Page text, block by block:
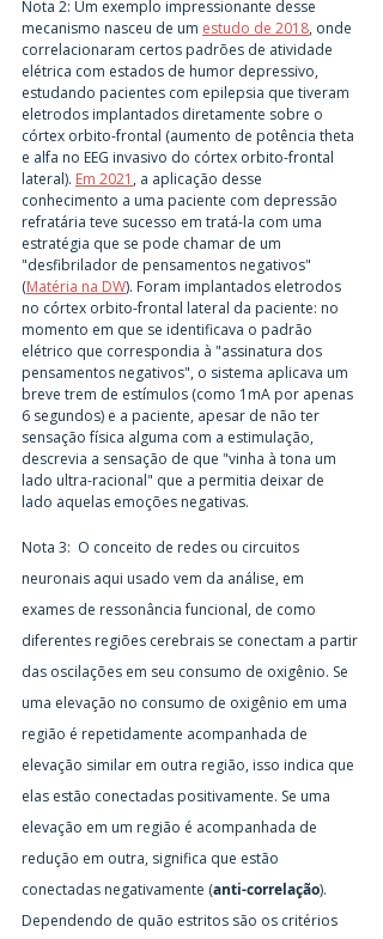
Nota 2: Um exemplo impressionante desse
mecanismo nasceu de um estudo de 2018, onde
correlacionaram certos padrões de atividade
elétrica com estados de humor depressivo,
estudando pacientes com epilepsia que tiveram
eletrodos implantados diretamente sobre o
córtex orbito-frontal (aumento de potência theta
e alfa no EEG invasivo do córtex orbito-frontal
lateral). Em 2021, a aplicação desse
conhecimento a uma paciente com depressão
refratária teve sucesso em tratá-la com uma
estratégia que se pode chamar de um
"desfibrilador de pensamentos negativos"
(Matéria na DW). Foram implantados eletrodos
no córtex orbito-frontal lateral da paciente: no
momento em que se identificava o padrão
elétrico que correspondia à "assinatura dos
pensamentos negativos", o sistema aplicava um
breve trem de estímulos (como 1mA por apenas
6 segundos) e a paciente, apesar de não ter
sensação física alguma com a estimulação,
descrevia a sensação de que "vinha à tona um
lado ultra-racional" que a permitia deixar de
lado aquelas emoções negativas.
Nota 3:  O conceito de redes ou circuitos
neuronais aqui usado vem da análise, em
exames de ressonância funcional, de como
diferentes regiões cerebrais se conectam a partir
das oscilações em seu consumo de oxigênio. Se
uma elevação no consumo de oxigênio em uma
região é repetidamente acompanhada de
elevação similar em outra região, isso indica que
elas estão conectadas positivamente. Se uma
elevação em um região é acompanhada de
redução em outra, significa que estão
conectadas negativamente (anti-correlação).
Dependendo de quão estritos são os critérios